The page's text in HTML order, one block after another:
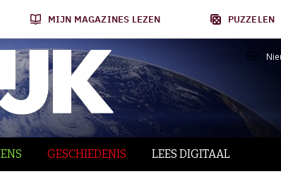
MIJN MAGAZINES LEZEN PUZZELEN
GESCHIEDENIS LEES DIGITAAL